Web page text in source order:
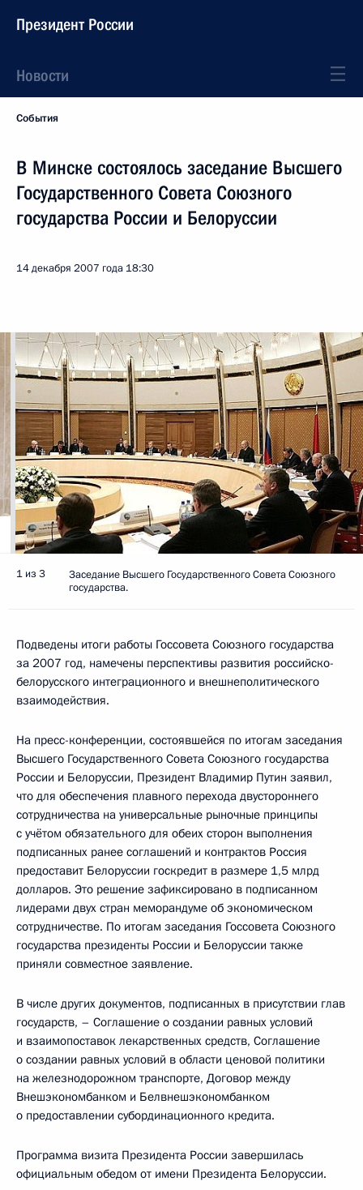
Президент России
Новости
События
В Минске состоялось заседание Высшего
Государственного Совета Союзного
государства России и Белоруссии
14 декабря 2007 года 18:30
1 из 3
Заседание Высшего Государственного Совета Союзного
государства.
Подведены итоги работы Госсовета Союзного государства
за 2007 год, намечены перспективы развития российско-
белорусского интеграционного и внешнеполитического
взаимодействия.
На пресс-конференции, состоявшейся по итогам заседания
Высшего Государственного Совета Союзного государства
России и Белоруссии, Президент Владимир Путин заявил,
что для обеспечения плавного перехода двустороннего
сотрудничества на универсальные рыночные принципы
с учётом обязательного для обеих сторон выполнения
подписанных ранее соглашений и контрактов Россия
предоставит Белоруссии госкредит в размере 1,5 млрд
долларов. Это решение зафиксировано в подписанном
лидерами двух стран меморандуме об экономическом
сотрудничестве. По итогам заседания Госсовета Союзного
государства президенты России и Белоруссии также
приняли совместное заявление.
В числе других документов, подписанных в присутствии глав
государств, – Соглашение о создании равных условий
и взаимопоставок лекарственных средств, Соглашение
о создании равных условий в области ценовой политики
на железнодорожном транспорте, Договор между
Внешэкономбанком и Белвнешэкономбанком
о предоставлении субординационного кредита.
Программа визита Президента России завершилась
официальным обедом от имени Президента Белоруссии.